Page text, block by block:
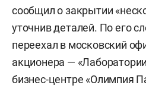
сообщил о закрытии
уточнив деталей. По его
переехал в московский
акционера —
бизнес-центре «Олимпия